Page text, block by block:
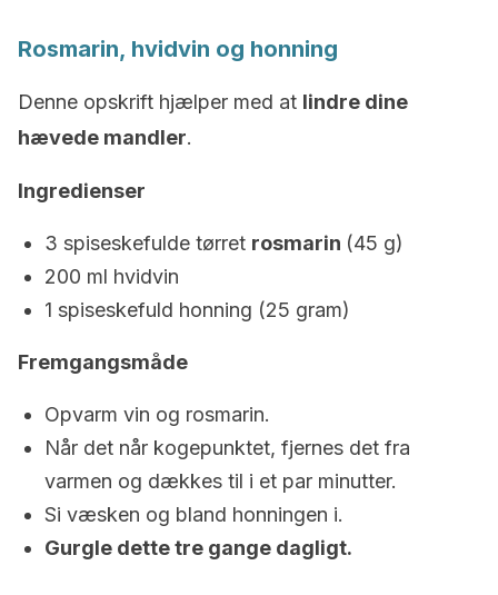
Rosmarin, hvidvin og honning
Denne opskrift hjælper med at lindre dine
hævede mandler.
Ingredienser
3 spiseskefulde tørret rosmarin (45 g)
200 ml hvidvin
1 spiseskefuld honning (25 gram)
Fremgangsmåde
Opvarm vin og rosmarin.
Når det når kogepunktet, fjernes det fra
varmen og dækkes til i et par minutter.
Si væsken og bland honningen i.
Gurgle dette tre gange dagligt.